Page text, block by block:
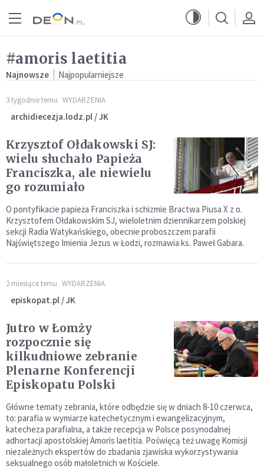
#amoris laetitia
Najnowsze Najpopularniejsze
3 tygodnie temu WYDARZENIA
archidiecezja.lodz.pl / JK
Krzysztof Ołdakowski SJ:
wielu słuchało Papieża
Franciszka, ale niewielu
go rozumiało
O pontyfikacie papieża Franciszka i schizmie Bractwa Piusa X z o.
Krzysztofem Ołdakowskim SJ, wieloletnim dziennikarzem polskiej
sekcji Radia Watykańskiego, obecnie proboszczem parafii
Najświętszego Imienia Jezus w Łodzi, rozmawia ks. Paweł Gabara.
2 miesiące temu WYDARZENIA
episkopat.pl / JK
Jutro w Łomży
rozpocznie się
kilkudniowe zebranie
Plenarne Konferencji
Episkopatu Polski
Główne tematy zebrania, które odbędzie się w dniach 8-10 czerwca,
to: parafia w wymiarze katechetycznym i ewangelizacyjnym,
katecheza parafialna, a także recepcja w Polsce posynodalnej
adhortacji apostolskiej Amoris laetitia. Poświęcą też uwagę Komisji
niezależnych ekspertów do zbadania zjawiska wykorzystywania
seksualnego osób małoletnich w Kościele.